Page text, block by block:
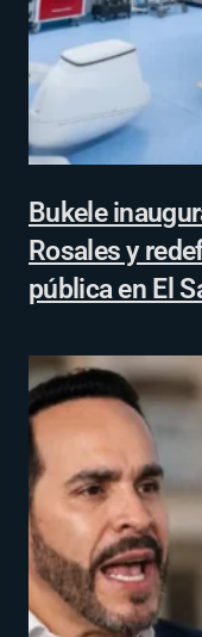
Bukele
Rosales y
pública en El